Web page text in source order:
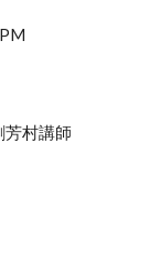
芳村講師